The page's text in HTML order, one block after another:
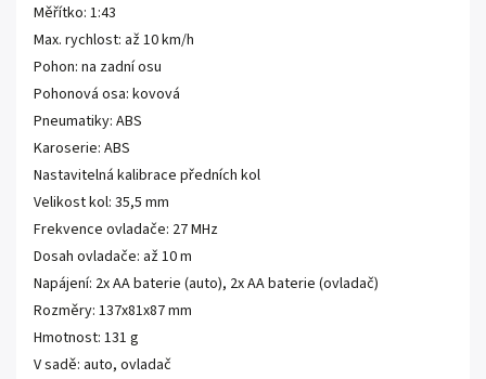
Měřítko: 1:43
Max. rychlost: až 10 km/h
Pohon: na zadní osu
Pohonová osa: kovová
Pneumatiky: ABS
Karoserie: ABS
Nastavitelná kalibrace předních kol
Velikost kol: 35,5 mm
Frekvence ovladače: 27 MHz
Dosah ovladače: až 10 m
Napájení: 2x AA baterie (auto), 2x AA baterie (ovladač)
Rozměry: 137x81x87 mm
Hmotnost: 131 g
V sadě: auto, ovladač